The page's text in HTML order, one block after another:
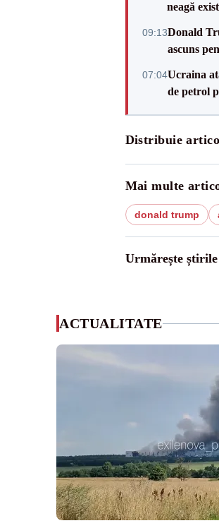
neagă
09:13Donald
ascuns
07:04Ucraina
de petrol
Distribuie
Mai multe
donald trump
Urmărește
ACTUALITATE